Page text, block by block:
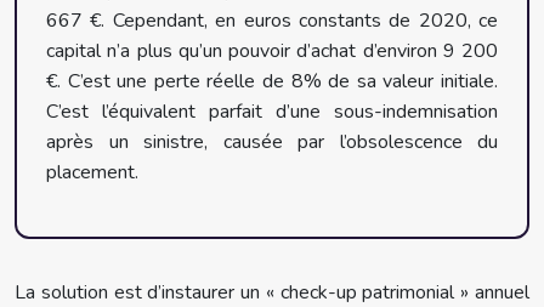
667 €. Cependant, en euros constants de 2020, ce
capital n’a plus qu’un pouvoir d’achat d’environ 9 200
€. C’est une perte réelle de 8% de sa valeur initiale.
C’est l’équivalent parfait d’une sous-indemnisation
après un sinistre, causée par l’obsolescence du
placement.
La solution est d’instaurer un « check-up patrimonial » annuel